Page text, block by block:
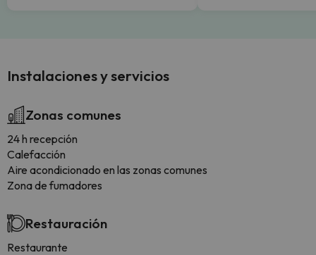
Instalaciones y servicios
Zonas comunes
24 h recepción
Calefacción
Aire acondicionado en las zonas comunes
Zona de fumadores
Restauración
Restaurante